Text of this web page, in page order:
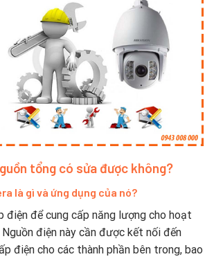
tổng có sửa được không?
là gì và ứng dụng của nó?
điện để cung cấp năng lượng cho hoạt
điện này cần được kết nối đến
điện cho các thành phần bên trong, bao